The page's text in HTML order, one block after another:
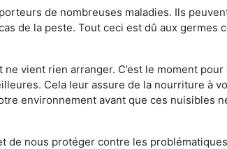
de nombreuses maladies. Ils
de la peste. Tout ceci est dû aux
vient rien arranger. C’est le moment
Cela leur assure de la nourriture à
environnement avant que ces nuisibles
de nous protéger contre les